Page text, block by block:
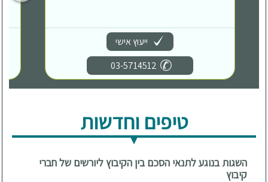
ייעוץ אישי
03-5714512
טיפים וחדשות
השגות בנוגע לתנאי הסכם בין הקיבוץ ליורשים של חברי
קיבוץ